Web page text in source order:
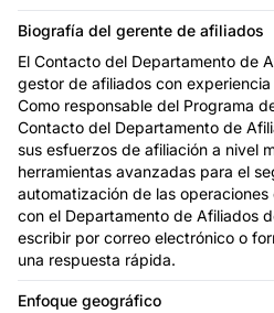
Biografía del gerente de afiliados
El Contacto del Departamento de
gestor de afiliados con
Como responsable del Programa
Contacto del Departamento de
sus esfuerzos de afiliación a nivel
herramientas avanzadas para el
automatización de las
con el Departamento de Afiliados
escribir por correo electrónico o
una respuesta rápida.
Enfoque geográfico